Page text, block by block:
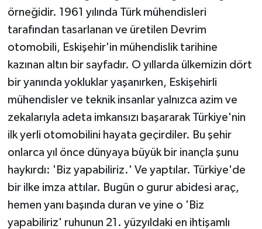
örneğidir. 1961 yılında Türk mühendisleri
tarafından tasarlanan ve üretilen Devrim
otomobili, Eskişehir'in mühendislik tarihine
kazınan altın bir sayfadır. O yıllarda ülkemizin dört
bir yanında yokluklar yaşanırken, Eskişehirli
mühendisler ve teknik insanlar yalnızca azim ve
zekalarıyla adeta imkansızı başararak Türkiye'nin
ilk yerli otomobilini hayata geçirdiler. Bu şehir
onlarca yıl önce dünyaya büyük bir inançla şunu
haykırdı: 'Biz yapabiliriz.' Ve yaptılar. Türkiye'de
bir ilke imza attılar. Bugün o gurur abidesi araç,
hemen yanı başında duran ve yine o 'Biz
yapabiliriz' ruhunun 21. yüzyıldaki en ihtişamlı